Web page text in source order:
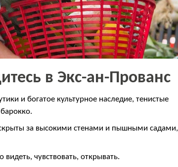
в Экс-ан-Прованс
и богатое культурное наследие, тенистые
за высокими стенами и пышными садами,
чувствовать, открывать.